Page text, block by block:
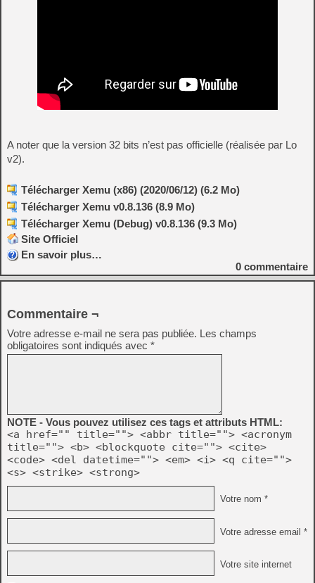
A noter que la version 32 bits n’est pas officielle (réalisée par Lo
v2).
Télécharger Xemu (x86) (2020/06/12) (6.2 Mo)
Télécharger Xemu v0.8.136 (8.9 Mo)
Télécharger Xemu (Debug) v0.8.136 (9.3 Mo)
Site Officiel
En savoir plus…
0 commentaire
Commentaire ¬
Votre adresse e-mail ne sera pas publiée. Les champs
obligatoires sont indiqués avec *
NOTE - Vous pouvez utilisez ces tags et attributs HTML:
<a href="" title=""> <abbr title=""> <acronym
title=""> <b> <blockquote cite=""> <cite>
<code> <del datetime=""> <em> <i> <q cite="">
<s> <strike> <strong>
Votre nom *
Votre adresse email *
Votre site internet